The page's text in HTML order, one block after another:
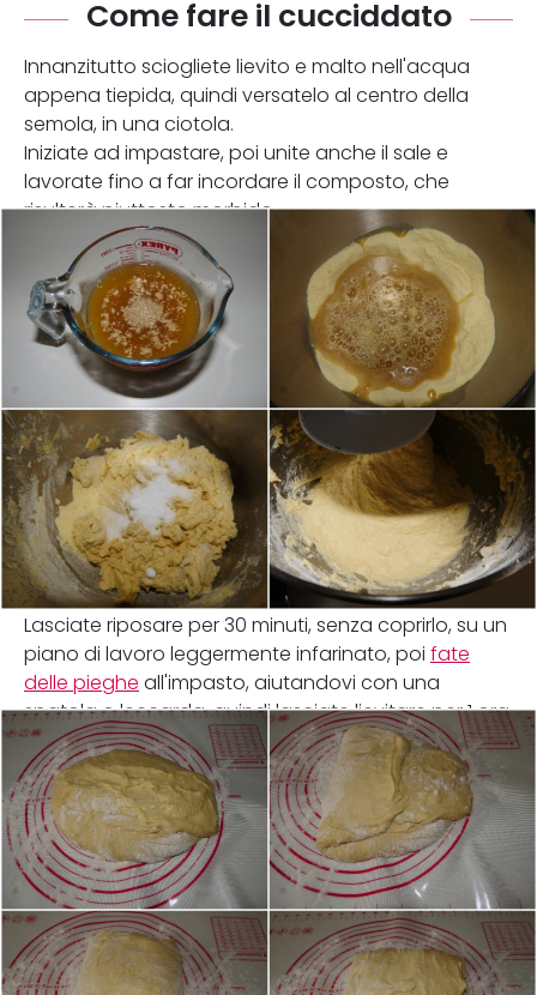
Come fare il cucciddato
Innanzitutto sciogliete lievito e malto nell'acqua
appena tiepida, quindi versatelo al centro della
semola, in una ciotola.
Iniziate ad impastare, poi unite anche il sale e
lavorate fino a far incordare il composto, che
risulterà piuttosto morbido.
Lasciate riposare per 30 minuti, senza coprirlo, su un
piano di lavoro leggermente infarinato, poi fate
delle pieghe all'impasto, aiutandovi con una
spatola o leccarda, quindi lasciate lievitare per 1 ora.